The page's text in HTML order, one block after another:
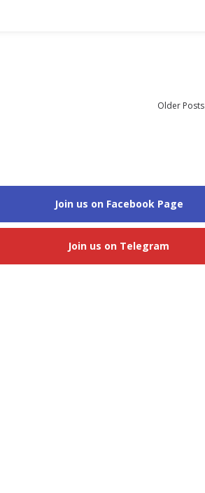
Older Posts
Join us on Facebook Page
Join us on Telegram